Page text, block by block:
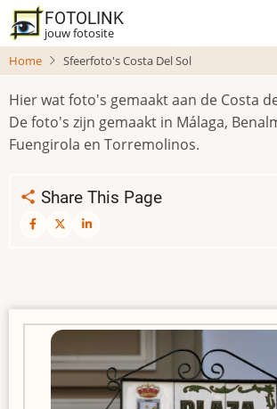
Overslaan
en
naar
inhoud
gaan
FOTOLINK
jouw fotosite
Home
Sfeerfoto's Costa Del Sol
Hier wat foto's gemaakt aan de Costa
De foto's zijn gemaakt in Málaga,
Fuengirola en Torremolinos.
Share This Page